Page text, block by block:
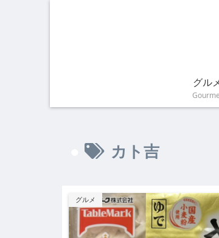
グル
カト吉
グルメ